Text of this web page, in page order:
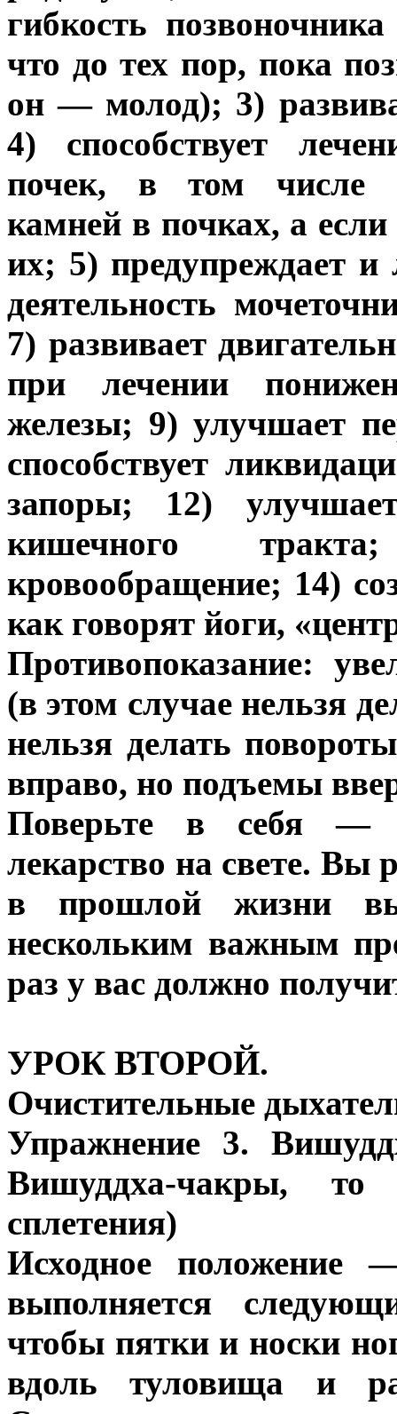
гибкость
что до тех пор, пока
он — молод); 3)
4) способствует
почек, в том числе
камней в почках, а
их; 5) предупреждает
деятельность
7) развивает
при лечении
железы; 9) улучшает
способствует
запоры; 12)
кишечного
кровообращение; 14)
как говорят йоги,
Противопоказание:
(в этом случае нельзя
нельзя делать
вправо, но подъемы
Поверьте в себя —
лекарство на свете. Вы
в прошлой жизни
нескольким важным
раз у вас должно
УРОК ВТОРОЙ.
Очистительные
Упражнение 3.
Вишуддха-чакры, то
сплетения)
Исходное положение
выполняется
чтобы пятки и носки
вдоль туловища и